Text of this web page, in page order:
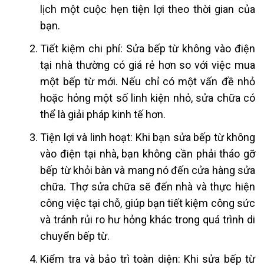
lịch một cuộc hẹn tiện lợi theo thời gian của
bạn.
Tiết kiệm chi phí: Sửa bếp từ không vào điện
tại nhà thường có giá rẻ hơn so với việc mua
một bếp từ mới. Nếu chỉ có một vấn đề nhỏ
hoặc hỏng một số linh kiện nhỏ, sửa chữa có
thể là giải pháp kinh tế hơn.
Tiện lợi và linh hoạt: Khi bạn sửa bếp từ không
vào điện tại nhà, bạn không cần phải tháo gỡ
bếp từ khỏi bàn và mang nó đến cửa hàng sửa
chữa. Thợ sửa chữa sẽ đến nhà và thực hiện
công việc tại chỗ, giúp bạn tiết kiệm công sức
và tránh rủi ro hư hỏng khác trong quá trình di
chuyển bếp từ.
Kiểm tra và bảo trì toàn diện: Khi sửa bếp từ